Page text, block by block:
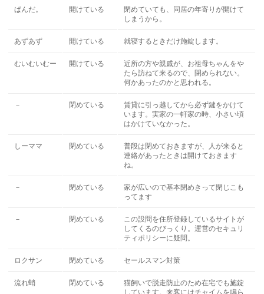
ぱんだ。 開けている
閉めていても、同居の年寄りが開けて
しまうから。
あずあず 開けている 就寝するときだけ施錠します。
むいむいむー 開けている
近所の方や親戚が、お祖母ちゃんをや
たら訪ねて来るので、閉められない。
何かあったのかと思われる。
－ 閉めている
賃貸に引っ越してから必ず鍵をかけて
います。実家の一軒家の時、小さい頃
はかけていなかった。
しーママ 閉めている
普段は閉めておきますが、人が来ると
連絡があったときは開けておきます
ね。
－ 閉めている
家が広いので基本閉めきって閉じこも
ってます
－ 閉めている
この設問を住所登録しているサイトが
してくるのびっくり。運営のセキュリ
ティポリシーに疑問。
ロクサン 閉めている セールスマン対策
流れ蛸 閉めている
猫飼いで脱走防止のため在宅でも施錠
しています。来客にはチャイムを鳴ら